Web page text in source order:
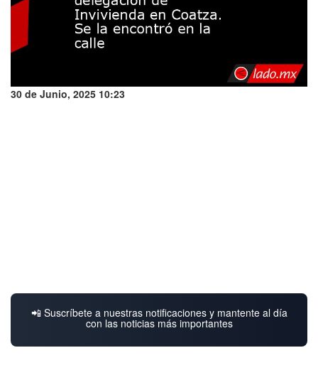
30 de Junio, 2025 10:23
📲 Suscríbete a nuestras notificaciones y mantente al día
con las noticias más importantes